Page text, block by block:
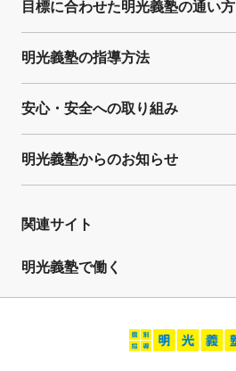
目標に合わせた明光義塾の通い方
明光義塾の指導方法
安心・安全への取り組み
明光義塾からのお知らせ
関連サイト
明光義塾で働く